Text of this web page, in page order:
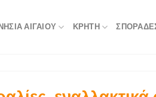
ΑΙΓΑΊΟΥ ΚΡΉΤΗ